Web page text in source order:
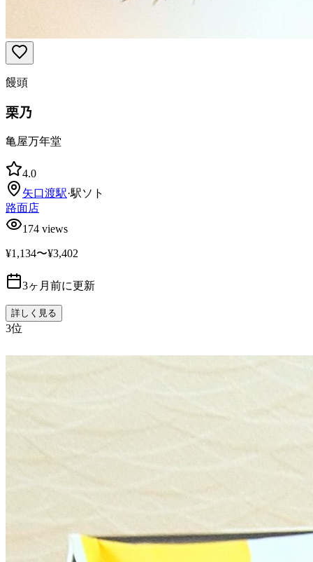
饅頭
栗乃
亀屋万年堂
4.0
矢口渡駅·駅ソト
路面店
174 views
¥1,134〜¥3,402
3ヶ月前に更新
詳しく見る
3位